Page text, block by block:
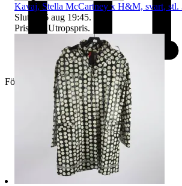
Företag
Kavaj, Stella McCartney x H&M, svart, stl.
Sluttid
16 aug 19:45.
Pris:
,Utropspris.